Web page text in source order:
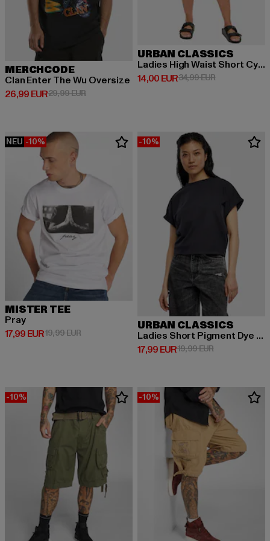
MERCHCODE
Clan Enter The Wu Oversize
26,99 EUR
Derzeitiger Preis: 26,99 EUR
29,99 EURAktionspreis: 29,99 EUR
URBAN CLASSICS
Ladies High Waist Short Cycle Hot Pants
14,00 EUR
Derzeitiger Preis: 14,00 EUR
34,99 EURAktionspreis:
NEU -10%
MISTER TEE
Pray
17,99 EUR
Derzeitiger Preis: 17,99 EUR
19,99 EURAktionspreis: 19,99 EUR
-10%
URBAN CLASSICS
Ladies Short Pigment Dye Cut On Sleeve
17,99 EUR
Derzeitiger Preis: 17,99 EUR
19,99 EURAktionspreis:
-10% -10%